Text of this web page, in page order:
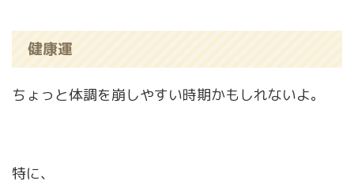
健康運
ちょっと体調を崩しやすい時期かもしれないよ。
特に、